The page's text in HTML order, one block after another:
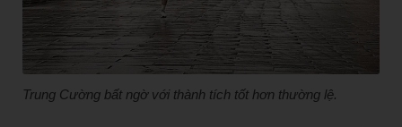
Trung Cường bất ngờ với thành tích tốt hơn thường lệ.